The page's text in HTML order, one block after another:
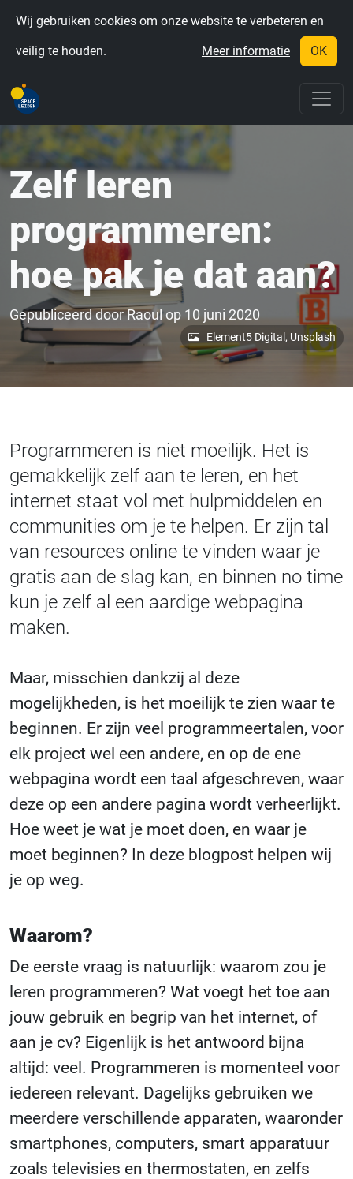
Wij gebruiken cookies om onze website te verbeteren en
veilig te houden.
OK
Meer informatie
Zelf leren
programmeren:
hoe pak je dat aan?
Gepubliceerd doorRaoulop 10 juni 2020
Element5 Digital, Unsplash
Programmeren is niet moeilijk. Het is
gemakkelijk zelf aan te leren, en het
internet staat vol met hulpmiddelen en
communities om je te helpen. Er zijn tal
van resources online te vinden waar je
gratis aan de slag kan, en binnen no time
kun je zelf al een aardige webpagina
maken.
Maar, misschien dankzij al deze
mogelijkheden, is het moeilijk te zien waar te
beginnen. Er zijn veel programmeertalen, voor
elk project wel een andere, en op de ene
webpagina wordt een taal afgeschreven, waar
deze op een andere pagina wordt verheerlijkt.
Hoe weet je wat je moet doen, en waar je
moet beginnen? In deze blogpost helpen wij
je op weg.
Waarom?
De eerste vraag is natuurlijk: waarom zou je
leren programmeren? Wat voegt het toe aan
jouw gebruik en begrip van het internet, of
aan je cv? Eigenlijk is het antwoord bijna
altijd: veel. Programmeren is momenteel voor
iedereen relevant. Dagelijks gebruiken we
meerdere verschillende apparaten, waaronder
smartphones, computers, smart apparatuur
zoals televisies en thermostaten, en zelfs